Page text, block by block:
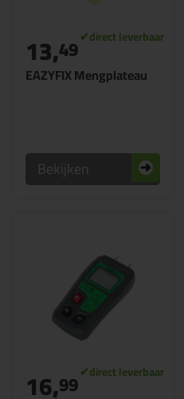
EAZYFIX Mengplateau
13,49
Bekijken
16,99